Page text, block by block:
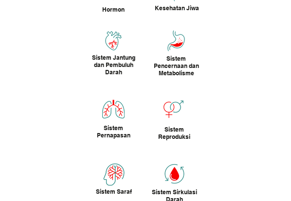
Hormon
Sistem Jantung
dan Pembuluh
Darah
Kesehatan Jiwa
Sistem
Pencernaan dan
Metabolisme
Sistem
Pernapasan
Sistem
Reproduksi
Sistem Saraf
Sistem Sirkulasi
Darah